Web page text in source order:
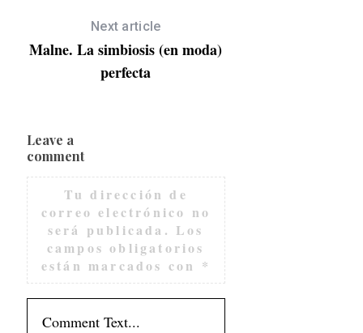
Next article
Malne. La simbiosis (en moda)
perfecta
Leave a
comment
Tu dirección de
correo electrónico no
será publicada. Los
campos obligatorios
están marcados con *